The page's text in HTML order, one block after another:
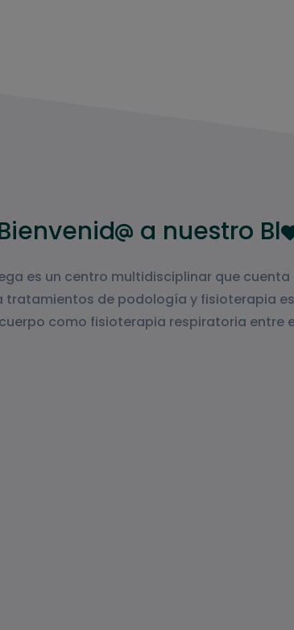
a nuestro Bl
es un centro multidisciplinar que cuenta
tratamientos de podología y fisioterapia
cuerpo como fisioterapia respiratoria entre